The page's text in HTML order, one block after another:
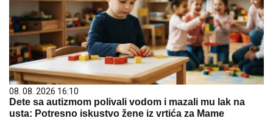
08. 08. 2026 16:10
Dete sa autizmom polivali vodom i mazali mu lak na
usta: Potresno iskustvo žene iz vrtića za Mame